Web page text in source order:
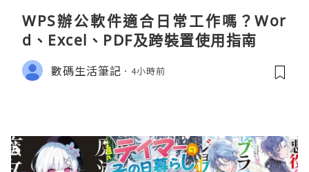
WPS辦公軟件適合日常工作嗎？Wor
d、Excel、PDF及跨裝置使用指南
數碼生活筆記 4小時前